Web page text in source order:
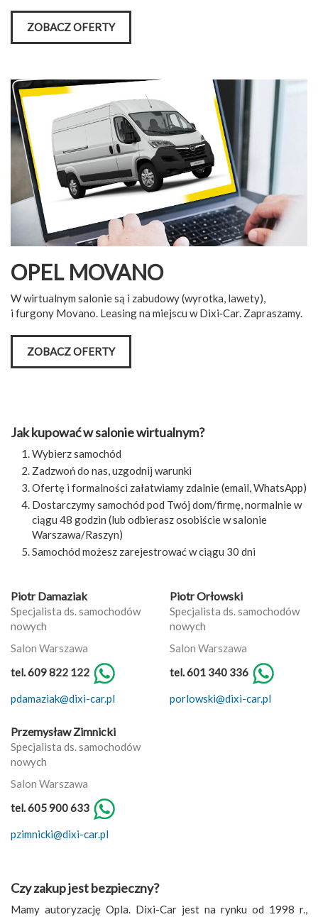
ZOBACZ OFERTY
OPEL MOVANO
W wirtualnym salonie są i zabudowy (wyrotka, lawety),
i furgony Movano. Leasing na miejscu w Dixi‑Car. Zapraszamy.
ZOBACZ OFERTY
Jak kupować w salonie wirtualnym?
Wybierz samochód
Zadzwoń do nas, uzgodnij warunki
Ofertę i formalności załatwiamy zdalnie (email, WhatsApp)
Dostarczymy samochód pod Twój dom/firmę, normalnie w
ciągu 48 godzin (lub odbierasz osobiście w salonie
Warszawa/Raszyn)
Samochód możesz zarejestrować w ciągu 30 dni
Piotr Damaziak
Specjalista ds. samochodów
nowych
Salon Warszawa
tel. 609 822 122
pdamaziak@dixi-car.pl
Piotr Orłowski
Specjalista ds. samochodów
nowych
Salon Warszawa
tel. 601 340 336
porlowski@dixi-car.pl
Przemysław Zimnicki
Specjalista ds. samochodów
nowych
Salon Warszawa
tel. 605 900 633
pzimnicki@dixi-car.pl
Czy zakup jest bezpieczny?
Mamy autoryzację Opla. Dixi-Car jest na rynku od 1998 r.,